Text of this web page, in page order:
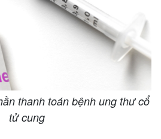
thanh toán bệnh ung thư cổ
tử cung